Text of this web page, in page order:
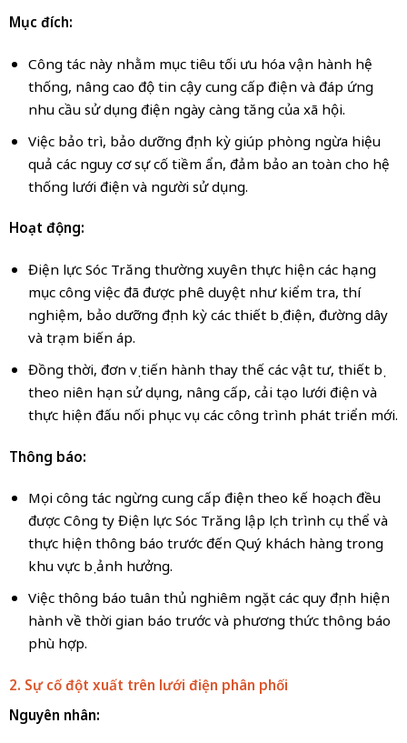
Mục đích:
Công tác này nhằm mục tiêu tối ưu hóa vận hành hệ
thống, nâng cao độ tin cậy cung cấp điện và đáp ứng
nhu cầu sử dụng điện ngày càng tăng của xã hội.
Việc bảo trì, bảo dưỡng định kỳ giúp phòng ngừa hiệu
quả các nguy cơ sự cố tiềm ẩn, đảm bảo an toàn cho hệ
thống lưới điện và người sử dụng.
Hoạt động:
Điện lực Sóc Trăng thường xuyên thực hiện các hạng
mục công việc đã được phê duyệt như kiểm tra, thí
nghiệm, bảo dưỡng định kỳ các thiết bị điện, đường dây
và trạm biến áp.
Đồng thời, đơn vị tiến hành thay thế các vật tư, thiết bị
theo niên hạn sử dụng, nâng cấp, cải tạo lưới điện và
thực hiện đấu nối phục vụ các công trình phát triển mới.
Thông báo:
Mọi công tác ngừng cung cấp điện theo kế hoạch đều
được Công ty Điện lực Sóc Trăng lập lịch trình cụ thể và
thực hiện thông báo trước đến Quý khách hàng trong
khu vực bị ảnh hưởng.
Việc thông báo tuân thủ nghiêm ngặt các quy định hiện
hành về thời gian báo trước và phương thức thông báo
phù hợp.
2. Sự cố đột xuất trên lưới điện phân phối
Nguyên nhân: